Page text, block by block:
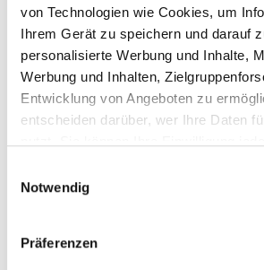
von Technologien wie Cookies, um
Ihrem Gerät zu speichern und darauf
personalisierte Werbung und Inhalte,
Werbung und Inhalten,
Entwicklung von Angeboten zu
entscheiden darüber, wer Ihre Daten
Trigger Symbol ändern oder widerrufen
Informationen über Ihre
Notwendig
Präferenzen
Erscheinungsjahr 2022
Auflage 1
Bundesland
Baden-
Württemberg,
denburg,
Vorpommern,